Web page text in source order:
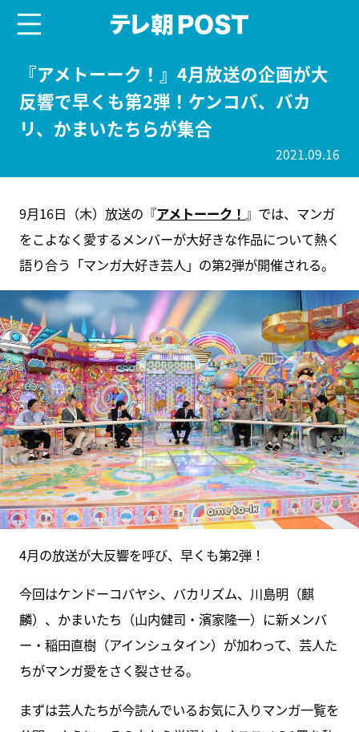
『アメトーーク！』4月放送の企画が大
反響で早くも第2弾！ケンコバ、バカ
リ、かまいたちらが集合
2021.09.16
9月16日（木）放送の『アメトーーク！ 』では、マンガ
をこよなく愛するメンバーが大好きな作品について熱く
語り合う「マンガ大好き芸人」の第2弾が開催される。
4月の放送が大反響を呼び、早くも第2弾！
今回はケンドーコバヤシ、バカリズム、川島明（麒
麟）、かまいたち（山内健司・濱家隆一）に新メンバ
ー・稲田直樹（アインシュタイン）が加わって、芸人た
ちがマンガ愛をさく裂させる。
まずは芸人たちが今読んでいるお気に入りマンガ一覧を